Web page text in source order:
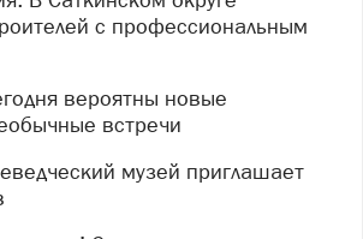
с профессиональным
встречи